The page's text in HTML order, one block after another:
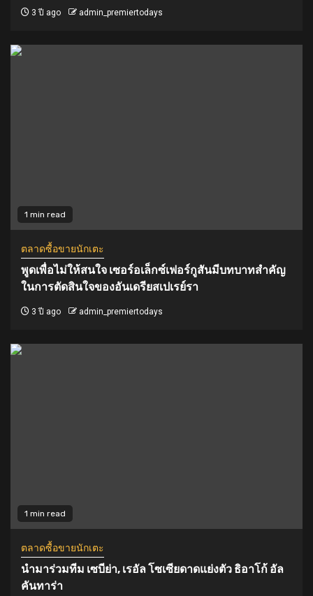
3 ปี ago admin_premiertodays
1 min read
ตลาดซื้อขายนักเตะ
พูดเพื่อไม่ให้สนใจ เซอร์อเล็กซ์เฟอร์กูสันมีบทบาทสำคัญ
ในการตัดสินใจของอันเดรียสเปเรย์รา
3 ปี ago admin_premiertodays
1 min read
ตลาดซื้อขายนักเตะ
นำมาร่วมทีม เซบีย่า, เรอัล โซเซียดาดแย่งตัว ธิอาโก้ อัล
คันทาร่า